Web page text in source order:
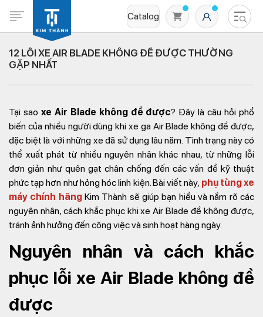
Catalog
Không có sản phẩm nào trong giỏ hàng
12 LỖI XE AIR BLADE KHÔNG ĐỀ ĐƯỢC THƯỜNG
GẶP NHẤT
Tại sao xe Air Blade không đề được? Đây là câu hỏi phổ
biến của nhiều người dùng khi xe ga Air Blade không đề được,
đặc biệt là với những xe đã sử dụng lâu năm. Tình trạng này có
thể xuất phát từ nhiều nguyên nhân khác nhau, từ những lỗi
đơn giản như quên gạt chân chống đến các vấn đề kỹ thuật
phức tạp hơn như hỏng hóc linh kiện. Bài viết này, phụ tùng xe
máy chính hãngKim Thành sẽ giúp bạn hiểu và nắm rõ các
nguyên nhân, cách khắc phục khi xe Air Blade đề không được,
tránh ảnh hưởng đến công việc và sinh hoạt hàng ngày.
Nguyên nhân và cách khắc
phục lỗi xe Air Blade không đề
được